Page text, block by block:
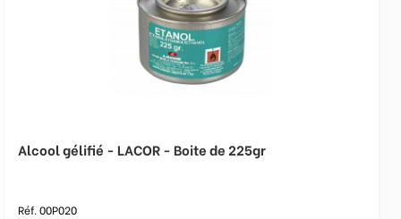
Alcool gélifié - LACOR - Boite de 225gr
Réf. 00P020